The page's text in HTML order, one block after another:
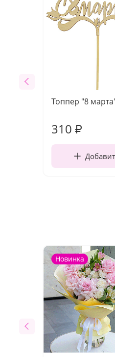
Топпер "8
310 ₽
Новинка